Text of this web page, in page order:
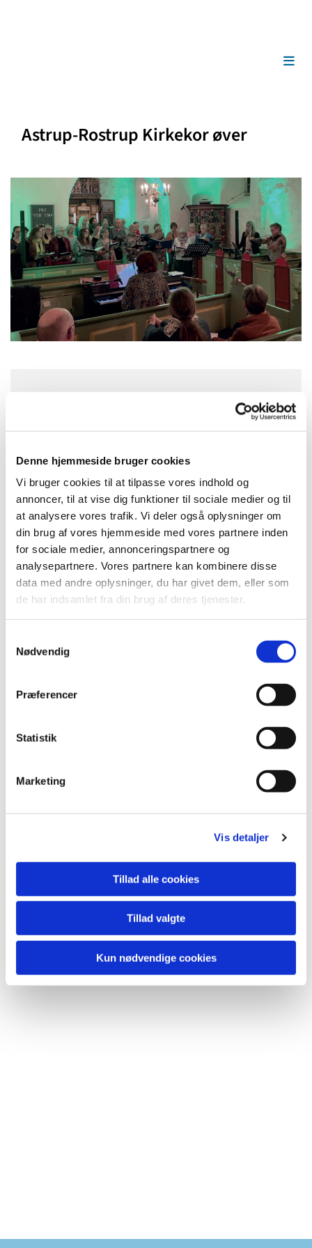
Denne hjemmeside bruger cookies
Vi bruger cookies til at tilpasse vores indhold og
annoncer, til at vise dig funktioner til sociale medier og til
at analysere vores trafik. Vi deler også oplysninger om
din brug af vores hjemmeside med vores partnere inden
for sociale medier, annonceringspartnere og
analysepartnere. Vores partnere kan kombinere disse
data med andre oplysninger, du har givet dem, eller som
de har indsamlet fra din brug af deres tjenester.
Nødvendig
Præferencer
Statistik
Marketing
Vis detaljer
Tillad alle cookies
Tillad valgte
Kun nødvendige cookies
Astrup-Rostrup Kirkekor øver
Tirsdag 2. februar 2027, kl. 19:00 - 20:30
9510 Arden
Organist og korleder Tove Antonsen
Du vil måske også kunne lide...